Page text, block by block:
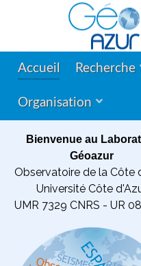
Accueil Recherche
Organisation
Bienvenue au
Géoazur
Observatoire de la Côte
Université Côte
UMR 7329 CNRS - UR